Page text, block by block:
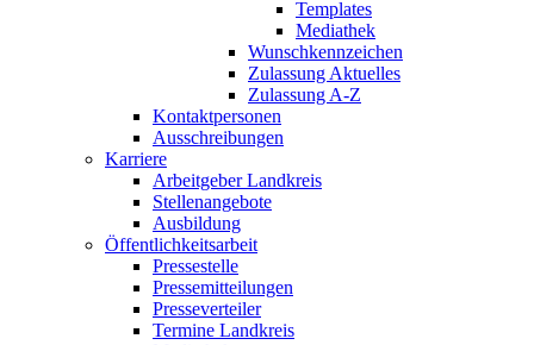
Templates
Mediathek
Wunschkennzeichen
Zulassung Aktuelles
Zulassung A-Z
Kontaktpersonen
Ausschreibungen
Karriere
Arbeitgeber Landkreis
Stellenangebote
Ausbildung
Öffentlichkeitsarbeit
Pressestelle
Pressemitteilungen
Presseverteiler
Termine Landkreis